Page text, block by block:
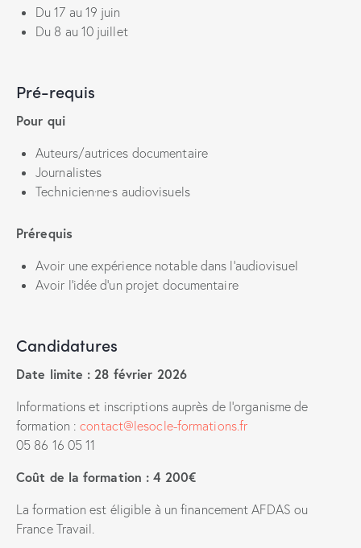
Du 17 au 19 juin
Du 8 au 10 juillet
Pré-requis
Pour qui
Auteurs/autrices documentaire
Journalistes
Technicien·ne·s audiovisuels
Prérequis
Avoir une expérience notable dans l’audiovisuel
Avoir l’idée d’un projet documentaire
Candidatures
Date limite : 28 février 2026
Informations et inscriptions auprès de l’organisme de
formation :contact@lesocle-formations.fr
05 86 16 05 11
Coût de la formation : 4 200€
La formation est éligible à un financement AFDAS ou
France Travail.